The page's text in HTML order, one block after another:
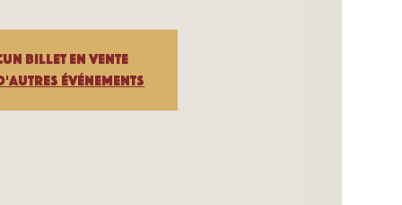
billet en vente
événements